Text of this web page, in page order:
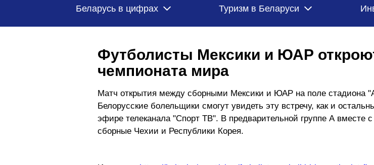
Беларусь в цифрах Туризм в Беларуси
Футболисты Мексики и ЮАР
чемпионата мира
Матч открытия между сборными Мексики и ЮАР на поле стадиона
Белорусские болельщики смогут увидеть эту встречу, как и
эфире телеканала "Спорт ТВ". В предварительной группе А
сборные Чехии и Республики Корея.